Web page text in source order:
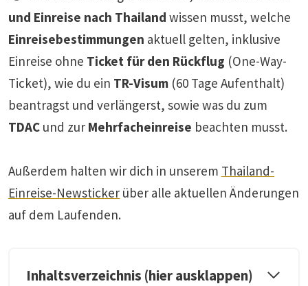
und Einreise nach Thailand wissen musst, welche
Einreisebestimmungen aktuell gelten, inklusive
Einreise ohne Ticket für den Rückflug (One-Way-
Ticket), wie du ein TR-Visum (60 Tage Aufenthalt)
beantragst und verlängerst, sowie was du zum
TDAC und zur Mehrfacheinreise beachten musst.
Außerdem halten wir dich in unserem Thailand-
Einreise-Newsticker über alle aktuellen Änderungen
auf dem Laufenden.
Inhaltsverzeichnis (hier ausklappen)